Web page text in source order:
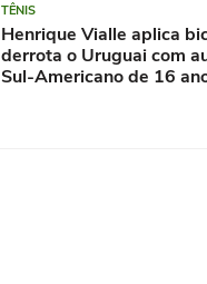
TÊNIS
Henrique Vialle aplica
derrota o Uruguai com
Sul-Americano de 16